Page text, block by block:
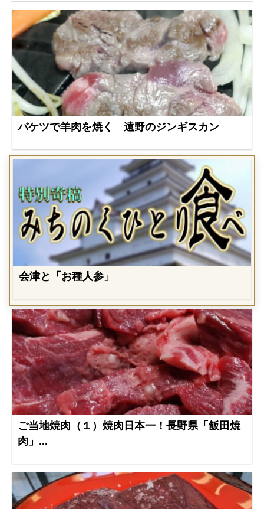
バケツで羊肉を焼く 遠野のジンギスカン
会津と「お種人参」
ご当地焼肉（１）焼肉日本一！長野県「飯田焼
肉」...